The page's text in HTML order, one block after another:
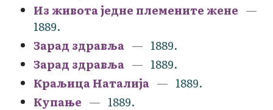
Из живота једне племените жене
1889.
Зарад здравља
1889.
Зарад здравља
1889.
Краљица Наталија
1889.
Купање
1889.